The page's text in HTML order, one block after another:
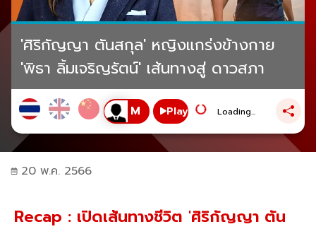
'ศิริกัญญา ตันสกุล' หญิงแกร่งข้างกาย
'พิธา ลิ้มเจริญรัตน์' เส้นทางสู่ ดาวสภา
Play Loading...
20 พ.ค. 2566
Recap : เปิดเส้นทางชีวิต 'ศิริกัญญา ตัน